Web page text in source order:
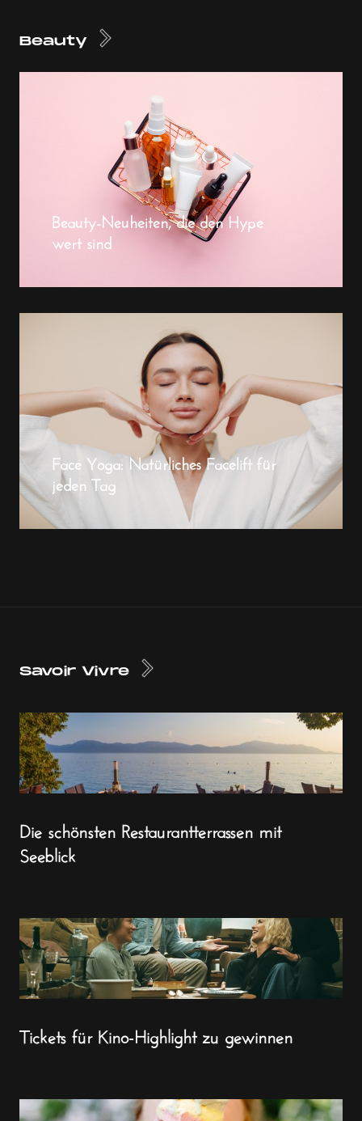
Beauty
Beauty-Neuheiten, die den Hype
wert sind
Face Yoga: Natürliches Facelift für
jeden Tag
Savoir Vivre
Die schönsten Restaurantterrassen mit
Seeblick
Tickets für Kino-Highlight zu gewinnen